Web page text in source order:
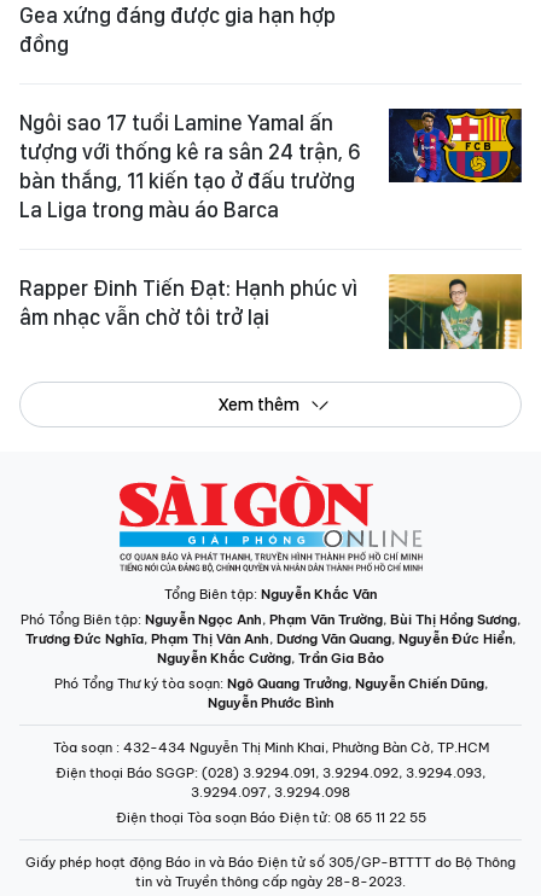
Gea xứng đáng được gia hạn hợp
đồng
Ngôi sao 17 tuổi Lamine Yamal ấn
tượng với thống kê ra sân 24 trận, 6
bàn thắng, 11 kiến tạo ở đấu trường
La Liga trong màu áo Barca
Rapper Đinh Tiến Đạt: Hạnh phúc vì
âm nhạc vẫn chờ tôi trở lại
Xem thêm
Tổng Biên tập: Nguyễn Khắc Văn
Phó Tổng Biên tập: Nguyễn Ngọc Anh, Phạm Văn Trường, Bùi Thị Hồng Sương,
Trương Đức Nghĩa, Phạm Thị Vân Anh, Dương Văn Quang, Nguyễn Đức Hiển,
Nguyễn Khắc Cường, Trần Gia Bảo
Phó Tổng Thư ký tòa soạn: Ngô Quang Trưởng, Nguyễn Chiến Dũng,
Nguyễn Phước Bình
Tòa soạn : 432-434 Nguyễn Thị Minh Khai, Phường Bàn Cờ, TP.HCM
Điện thoại Báo SGGP: (028) 3.9294.091, 3.9294.092, 3.9294.093,
3.9294.097, 3.9294.098
Điện thoại Tòa soạn Báo Điện tử: 08 65 11 22 55
Giấy phép hoạt động Báo in và Báo Điện tử số 305/GP-BTTTT do Bộ Thông
tin và Truyền thông cấp ngày 28-8-2023.